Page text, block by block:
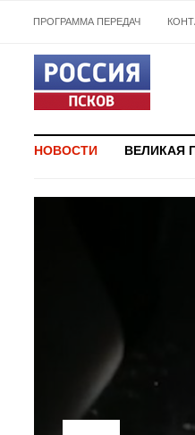
ПРОГРАММА ПЕРЕДАЧ
НОВОСТИ ВЕЛИКАЯ